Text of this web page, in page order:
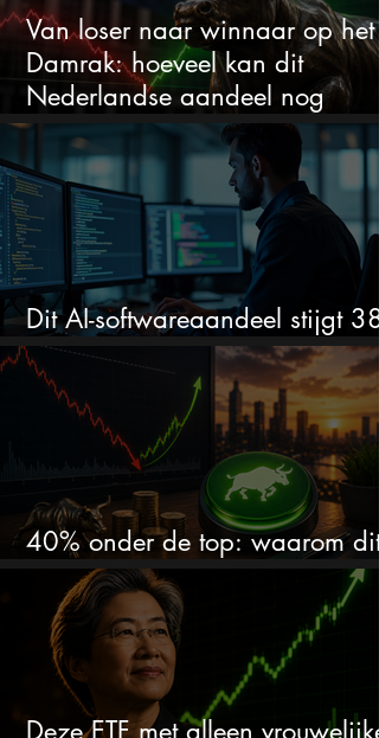
Van loser naar winnaar op het
Damrak: hoeveel kan dit
Nederlandse aandeel nog
stijgen?
Dit AI-softwareaandeel stijgt
en zet de SaaS-crash op zijn
40% onder de top: waarom dit
aandeel weer interessant wordt
Deze ETF met alleen vrouwelijke